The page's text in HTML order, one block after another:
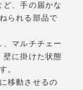
ど、手の届かな
られる部品で
、マルチチェー
壁に掛けた状態
。
移動させるの